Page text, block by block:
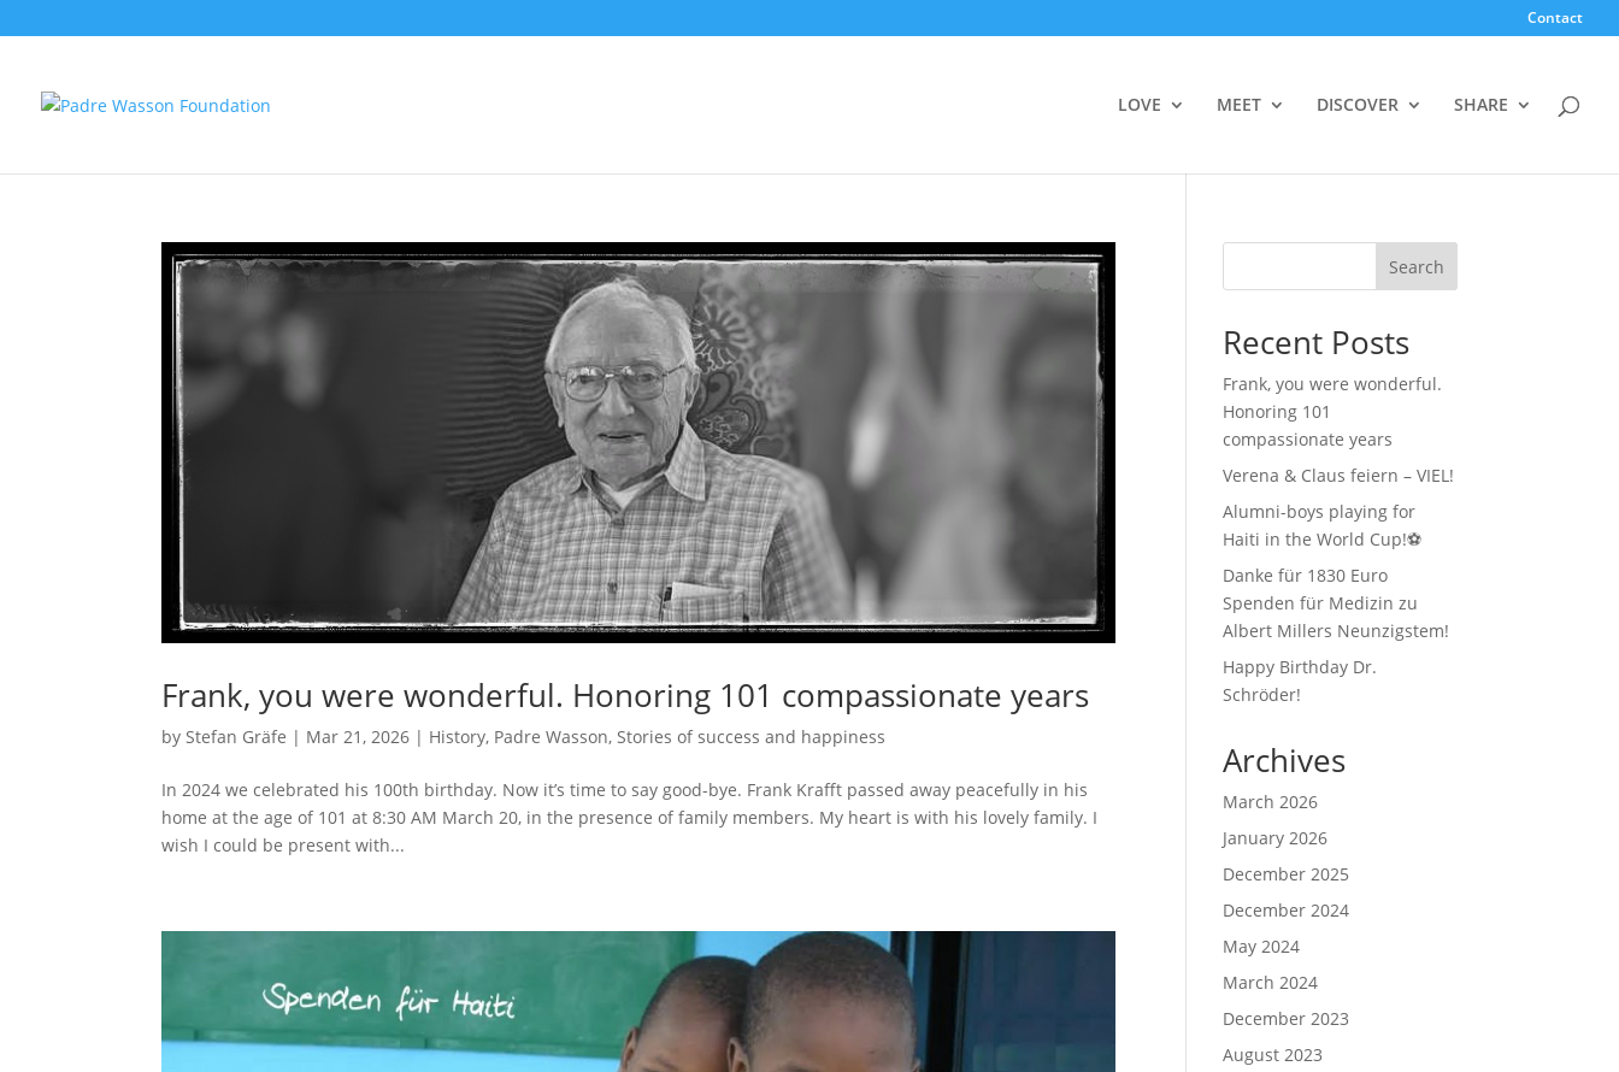
Contact
LOVE MEET DISCOVER SHARE
Frank, you were wonderful. Honoring 101 compassionate years
byStefan Gräfe | Mar 21, 2026 | History, Padre Wasson,Stories of success and happiness
In 2024 we celebrated his 100th birthday. Now it’s time to say good-bye. Frank Krafft passed away peacefully in his
home at the age of 101 at 8:30 AM March 20, in the presence of family members. My heart is with his lovely family. I
wish I could be present with...
Search
Recent Posts
Frank, you were wonderful.
Honoring 101
compassionate years
Verena & Claus feiern – VIEL!
Alumni-boys playing for
Haiti in the World Cup!⚽
Danke für 1830 Euro
Spenden für Medizin zu
Albert Millers Neunzigstem!
Happy Birthday Dr.
Schröder!
Archives
March 2026
January 2026
December 2025
December 2024
May 2024
March 2024
December 2023
August 2023